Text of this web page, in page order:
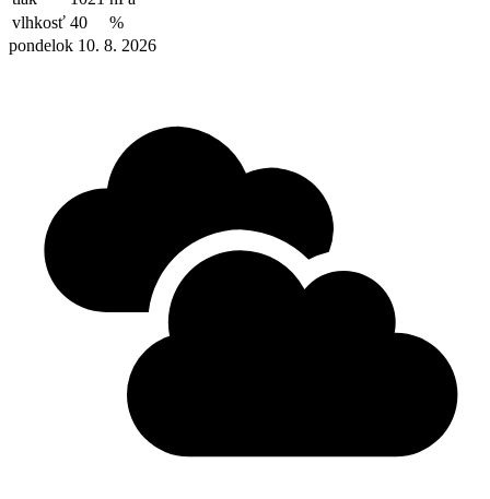
vlhkosť 40
%
pondelok 10. 8. 2026